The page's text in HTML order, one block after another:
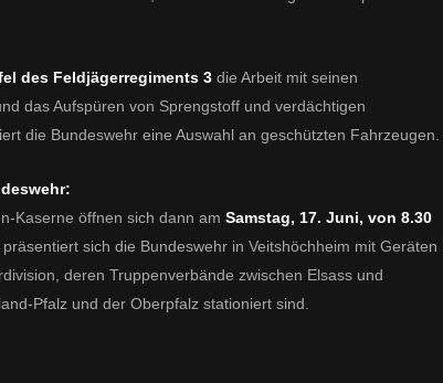
des Feldjägerregiments 3 die Arbeit mit seinen
das Aufspüren von Sprengstoff und verdächtigen
die Bundeswehr eine Auswahl an geschützten Fahrzeugen.
Kaserne öffnen sich dann am Samstag, 17. Juni, von 8.30
sich die Bundeswehr in Veitshöchheim mit Geräten
deren Truppenverbände zwischen Elsass und
Pfalz und der Oberpfalz stationiert sind.